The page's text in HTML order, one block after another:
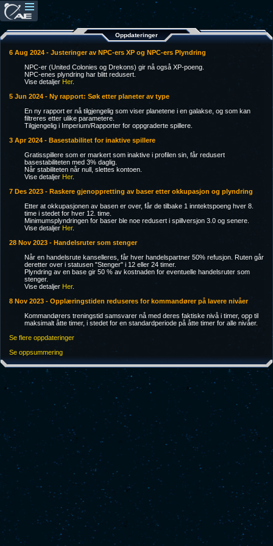
Oppdateringer
6 Aug 2024 - Justeringer av NPC-ers XP og NPC-ers Plyndring
NPC-er (United Colonies og Drekons) gir nå også XP-poeng.
NPC-enes plyndring har blitt redusert.
Vise detaljer Her.
5 Jun 2024 - Ny rapport: Søk etter planeter av type
En ny rapport er nå tilgjengelig som viser planetene i en galakse, og som kan
filtreres etter ulike parametere.
Tilgjengelig i Imperium/Rapporter for oppgraderte spillere.
3 Apr 2024 - Basestabilitet for inaktive spillere
Gratisspillere som er markert som inaktive i profilen sin, får redusert
basestabiliteten med 3% daglig.
Når stabiliteten når null, slettes kontoen.
Vise detaljer Her.
7 Des 2023 - Raskere gjenoppretting av baser etter okkupasjon og plyndring
Etter at okkupasjonen av basen er over, får de tilbake 1 inntektspoeng hver 8.
time i stedet for hver 12. time.
Minimumsplyndringen for baser ble noe redusert i spillversjon 3.0 og senere.
Vise detaljer Her.
28 Nov 2023 - Handelsruter som stenger
Når en handelsrute kanselleres, får hver handelspartner 50% refusjon. Ruten går
deretter over i statusen "Stenger" i 12 eller 24 timer.
Plyndring av en base gir 50 % av kostnaden for eventuelle handelsruter som
stenger.
Vise detaljer Her.
8 Nov 2023 - Opplæringstiden reduseres for kommandører på lavere nivåer
Kommandørers treningstid samsvarer nå med deres faktiske nivå i timer, opp til
maksimalt åtte timer, i stedet for en standardperiode på åtte timer for alle nivåer.
Se flere oppdateringer
Se oppsummering